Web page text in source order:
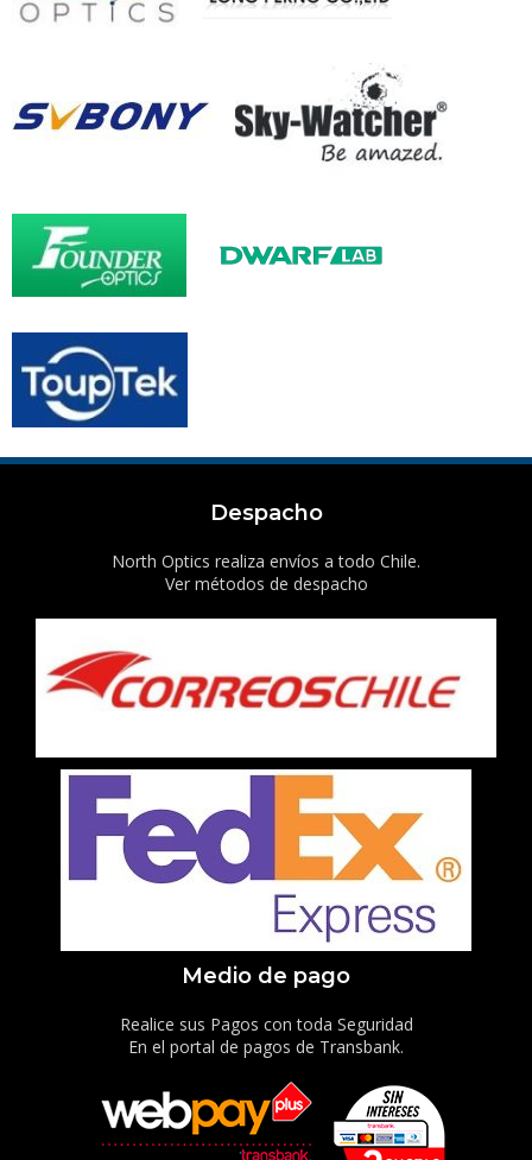
Despacho
North Optics realiza envíos a todo Chile.
Ver métodos de despacho
Medio de pago
Realice sus Pagos con toda Seguridad
En el portal de pagos de Transbank.